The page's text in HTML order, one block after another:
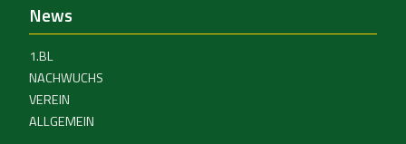
News
1.BL
NACHWUCHS
VEREIN
ALLGEMEIN